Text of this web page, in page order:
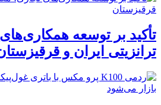
تأکید بر توسعه
ترانزیتی ایران و